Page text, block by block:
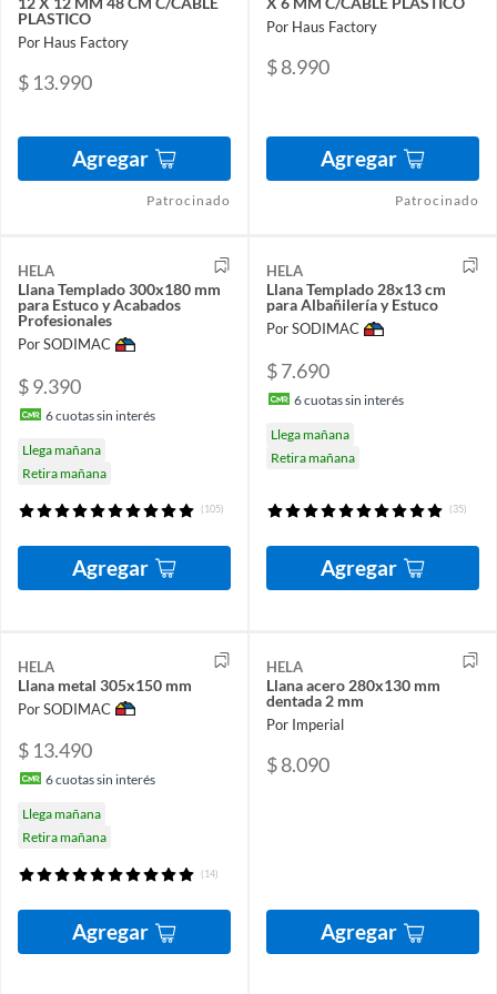
PLASTICO
Por Haus Factory
$ 13.990
Agregar
Patrocinado
Por Haus Factory
$ 8.990
Agregar
Patrocinado
HELA
Llana Templado 300x180 mm
para Estuco y Acabados
Profesionales
Por SODIMAC
$ 9.390
6cuotas sin interés
Llega mañana
Retira mañana
(105)
Agregar
HELA
Llana Templado 28x13 cm
para Albañilería y Estuco
Por SODIMAC
$ 7.690
6cuotas sin interés
Llega mañana
Retira mañana
(35)
Agregar
HELA
Llana metal 305x150 mm
Por SODIMAC
$ 13.490
6cuotas sin interés
Llega mañana
Retira mañana
(14)
Agregar
HELA
Llana acero 280x130 mm
dentada 2 mm
Por Imperial
$ 8.090
Agregar